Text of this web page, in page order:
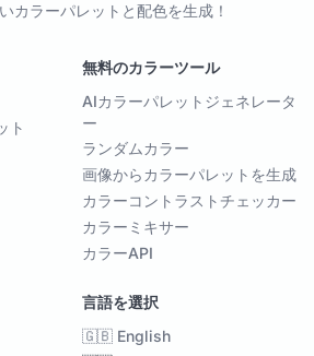
カラーパレットと配色を生成！
ト
無料のカラーツール
AIカラーパレットジェネレータ
ー
ランダムカラー
画像からカラーパレットを生成
カラーコントラストチェッカー
カラーミキサー
カラーAPI
言語を選択
🇬🇧 English